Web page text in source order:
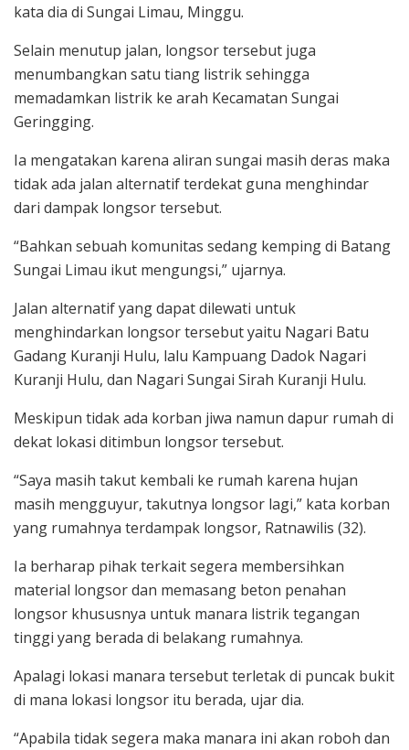
kata dia di Sungai Limau, Minggu.
Selain menutup jalan, longsor tersebut juga
menumbangkan satu tiang listrik sehingga
memadamkan listrik ke arah Kecamatan Sungai
Geringging.
Ia mengatakan karena aliran sungai masih deras maka
tidak ada jalan alternatif terdekat guna menghindar
dari dampak longsor tersebut.
“Bahkan sebuah komunitas sedang kemping di Batang
Sungai Limau ikut mengungsi,” ujarnya.
Jalan alternatif yang dapat dilewati untuk
menghindarkan longsor tersebut yaitu Nagari Batu
Gadang Kuranji Hulu, lalu Kampuang Dadok Nagari
Kuranji Hulu, dan Nagari Sungai Sirah Kuranji Hulu.
Meskipun tidak ada korban jiwa namun dapur rumah di
dekat lokasi ditimbun longsor tersebut.
“Saya masih takut kembali ke rumah karena hujan
masih mengguyur, takutnya longsor lagi,” kata korban
yang rumahnya terdampak longsor, Ratnawilis (32).
Ia berharap pihak terkait segera membersihkan
material longsor dan memasang beton penahan
longsor khususnya untuk manara listrik tegangan
tinggi yang berada di belakang rumahnya.
Apalagi lokasi manara tersebut terletak di puncak bukit
di mana lokasi longsor itu berada, ujar dia.
“Apabila tidak segera maka manara ini akan roboh dan